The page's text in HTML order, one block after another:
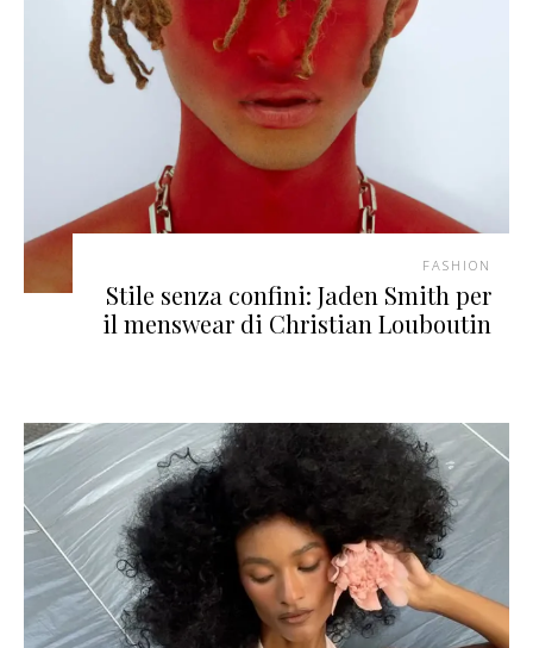
FASHION
Stile senza confini: Jaden Smith per
il menswear di Christian Louboutin